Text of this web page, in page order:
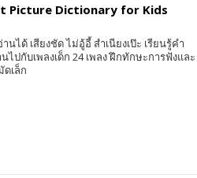
Picture Dictionary for Kids
นได้ เสียงชัด ไม่อู้อี้ สำเนียงเป๊ะ เรียนรู้คำ
ปกับเพลงเด็ก 24 เพลง ฝึกทักษะการฟังและ
เล็ก